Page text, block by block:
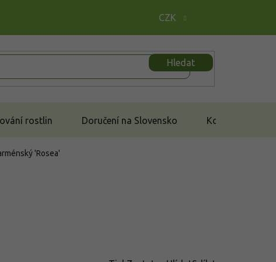
CZK
Hledat
rostlin Doručení na Slovensko Kontakt
'Rosea'